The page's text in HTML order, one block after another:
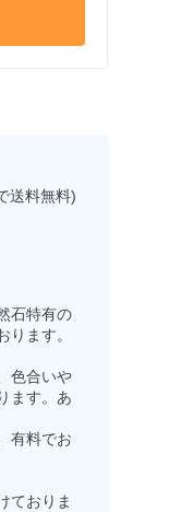
送料無料)
石特有の
ます。
色合いや
ます。あ
有料でお
ておりま